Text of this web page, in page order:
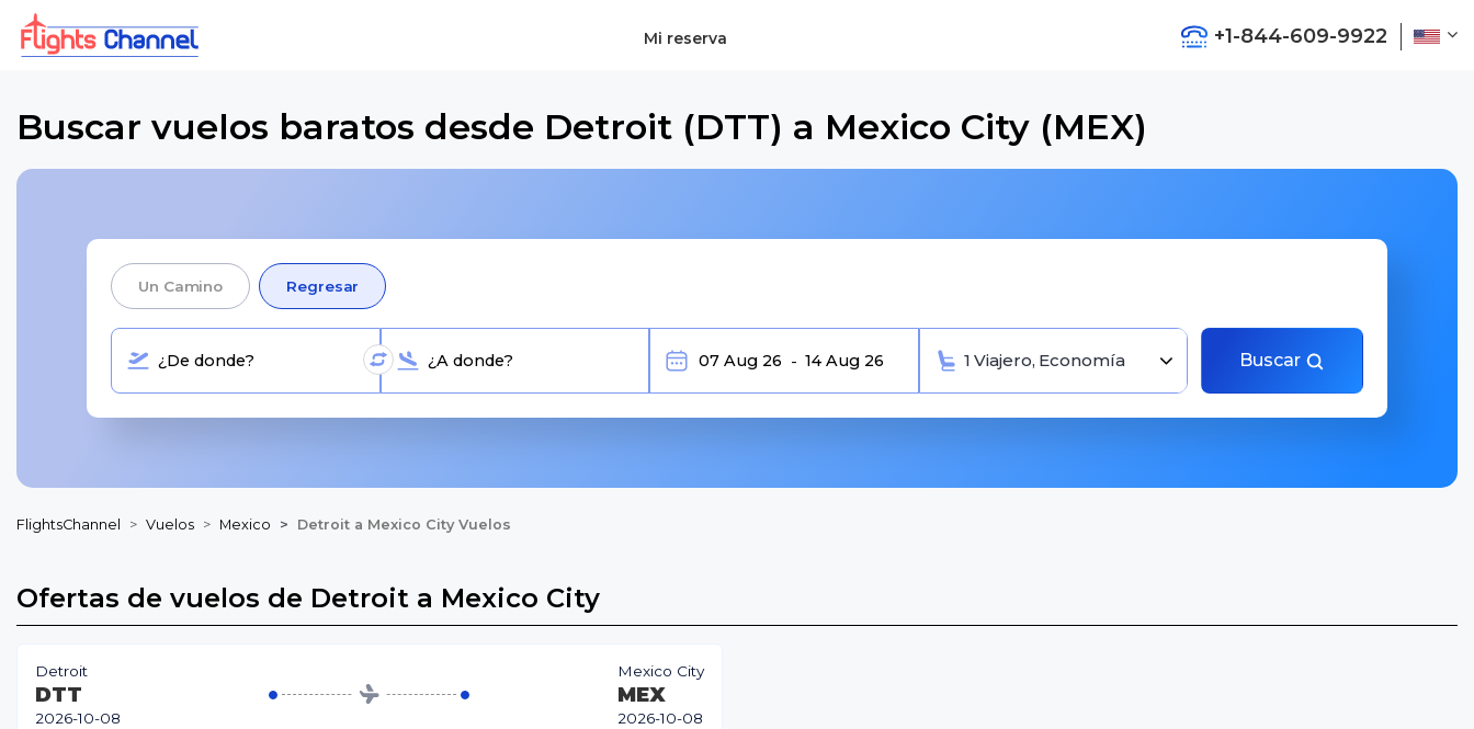
Mi reserva +1-844-609-9922
Buscar vuelos baratos desde Detroit (DTT) a Mexico City (MEX)
Un Camino Regresar
1 Viajero, Economía Buscar
FlightsChannel Vuelos Mexico Detroit a Mexico City Vuelos
Ofertas de vuelos de Detroit a Mexico City
Detroit
DTT
2026-10-08
Mexico City
MEX
2026-10-08